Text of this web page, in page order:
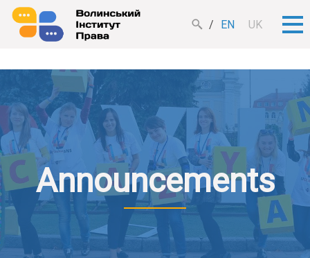
EN UK
Announcements